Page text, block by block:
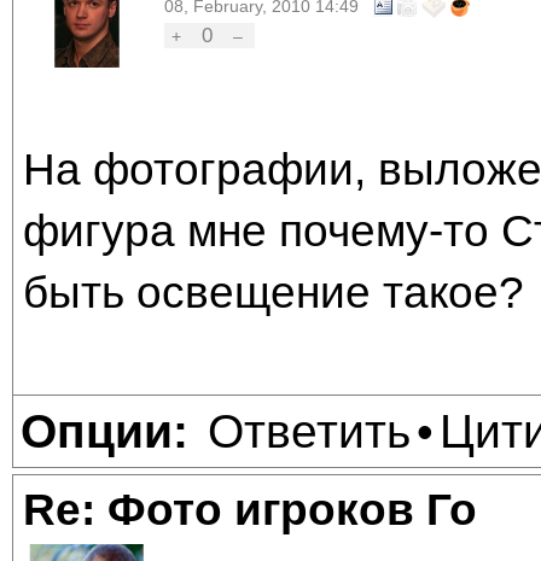
08, February, 2010 14:49
+
0 –
На фотографии,
фигура мне почему-то
быть освещение такое?
Опции: Ответить•
Re: Фото игроков Го